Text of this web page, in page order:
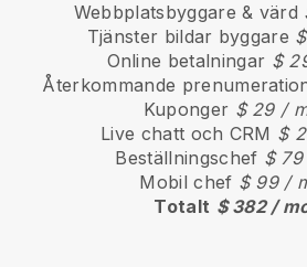
Webbplatsbyggare & värd
Tjänster bildar byggare
Online betalningar $
Återkommande
Kuponger $ 29 /
Live chatt och CRM $
Beställningschef $
Mobil chef $ 99 /
Totalt $ 382 /